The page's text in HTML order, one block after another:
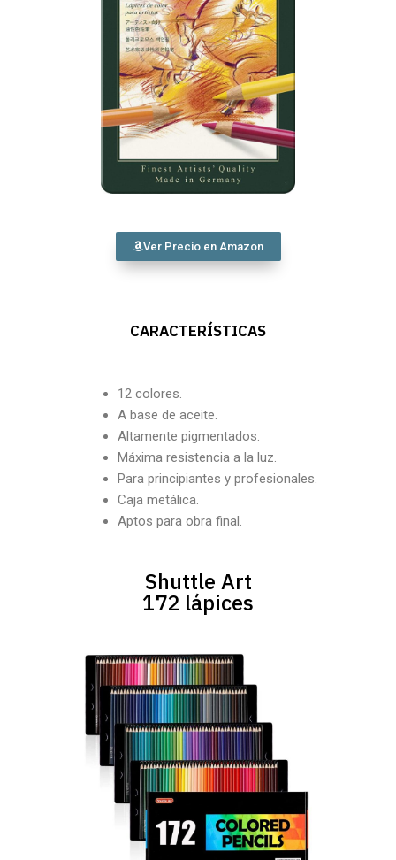
Ver Precio en Amazon
CARACTERÍSTICAS
12 colores.
A base de aceite.
Altamente pigmentados.
Máxima resistencia a la luz.
Para principiantes y profesionales.
Caja metálica.
Aptos para obra final.
Shuttle Art
172 lápices